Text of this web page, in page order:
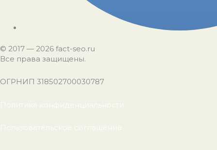
©️ 2017 — 2026 fact-seo.ru
Все права защищены.
ОГРНИП 318502700030787
Политика конфиденциальности
Пользовательское соглашение